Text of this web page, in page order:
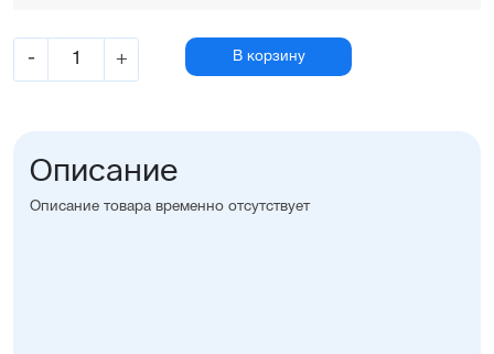
- + В корзину
Описание
Описание товара временно отсутствует